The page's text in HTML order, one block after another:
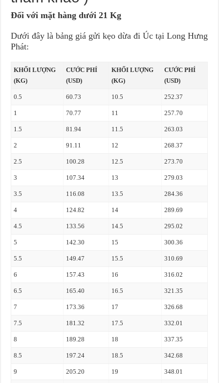
Đối với mặt hàng dưới 21 Kg
Dưới đây là bảng giá gửi kẹo dừa đi Úc tại Long Hưng
Phát:
KHỐI LƯỢNG
(KG)
CƯỚC PHÍ
(USD)
KHỐI LƯỢNG
(KG)
CƯỚC PHÍ
(USD)
0.5 60.73 10.5 252.37
1 70.77 11 257.70
1.5 81.94 11.5 263.03
2 91.11 12 268.37
2.5 100.28 12.5 273.70
3 107.34 13 279.03
3.5 116.08 13.5 284.36
4 124.82 14 289.69
4.5 133.56 14.5 295.02
5 142.30 15 300.36
5.5 149.47 15.5 310.69
6 157.43 16 316.02
6.5 165.40 16.5 321.35
7 173.36 17 326.68
7.5 181.32 17.5 332.01
8 189.28 18 337.35
8.5 197.24 18.5 342.68
9 205.20 19 348.01